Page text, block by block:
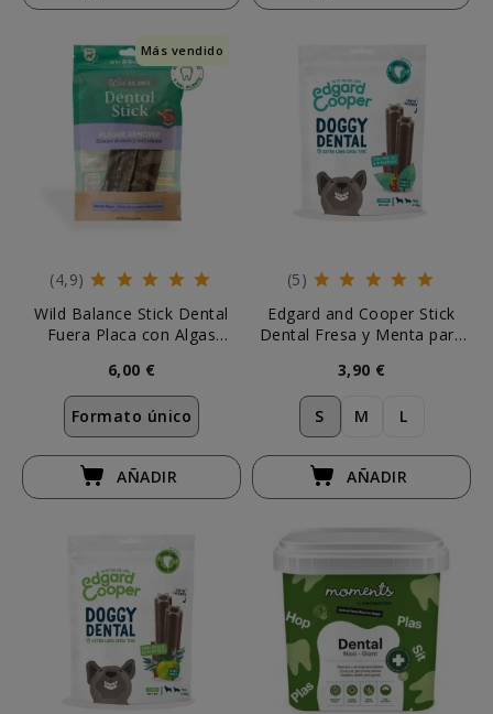
Más vendido
(4,9)
Wild Balance Stick Dental
Fuera Placa con Algas
6,00 €
Formato único
AÑADIR
(5)
Edgard and Cooper Stick
Dental Fresa y Menta para
3,90 €
S M L
AÑADIR